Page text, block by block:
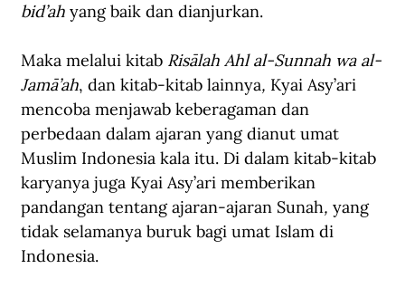
bid’ah yang baik dan dianjurkan.
Maka melalui kitab Risālah Ahl al-Sunnah wa al-
Jamā’ah, dan kitab-kitab lainnya, Kyai Asy’ari
mencoba menjawab keberagaman dan
perbedaan dalam ajaran yang dianut umat
Muslim Indonesia kala itu. Di dalam kitab-kitab
karyanya juga Kyai Asy’ari memberikan
pandangan tentang ajaran-ajaran Sunah, yang
tidak selamanya buruk bagi umat Islam di
Indonesia.